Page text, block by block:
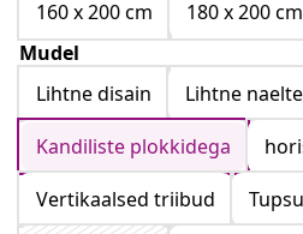
160 x 200 cm
180 x 200 cm
Mudel
Lihtne disain
Lihtne
Kandiliste plokkidega
Vertikaalsed triibud